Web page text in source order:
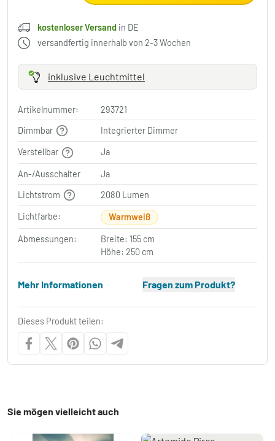
kostenloser Versand in DE
versandfertig innerhalb von 2-3 Wochen
inklusive Leuchtmittel
Artikelnummer:
293721
Dimmbar
Integrierter Dimmer
Verstellbar Ja
An-/Ausschalter
Ja
Lichtstrom
2080 Lumen
Lichtfarbe: Warmweiß
Abmessungen:
Breite: 155 cm
Höhe: 250 cm
Mehr Informationen Fragen zum Produkt?
Dieses Produkt teilen:
Sie mögen vielleicht auch